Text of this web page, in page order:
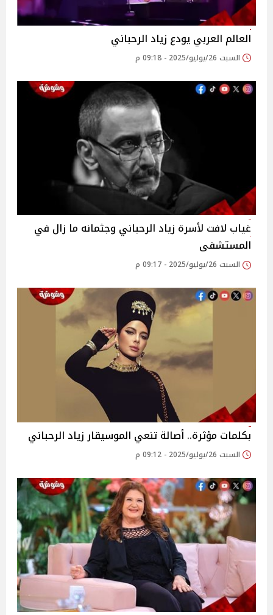
العالم العربي يودع زياد الرحباني‎
السبت 26/يوليو/2025 - 09:18 م
غياب لافت لأسرة زياد الرحباني وجثمانه ما زال في
المستشفى‎
السبت 26/يوليو/2025 - 09:17 م
بكلمات مؤثرة.. أصالة تنعي الموسيقار زياد الرحباني
السبت 26/يوليو/2025 - 09:12 م